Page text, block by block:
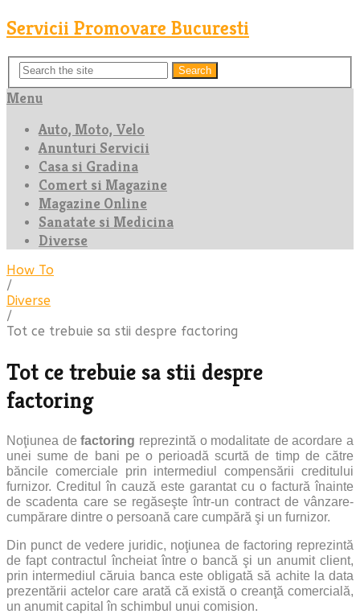
Servicii Promovare Bucuresti
Search
Menu
Auto, Moto, Velo
Anunturi Servicii
Casa si Gradina
Comert si Magazine
Magazine Online
Sanatate si Medicina
Diverse
How To
/
Diverse
/
Tot ce trebuie sa stii despre factoring
Tot ce trebuie sa stii despre
factoring
Noţiunea defactoring reprezintă o modalitate de acordare a
unei sume de bani pe o perioadă scurtă de timp de către
băncile comerciale prin intermediul compensării creditului
furnizor. Creditul în cauză este garantat cu o factură înainte
de scadenta care se regăseşte într-un contract de vânzare-
cumpărare dintre o persoană care cumpără şi un furnizor.
Din punct de vedere juridic, noţiunea de factoring reprezintă
de fapt contractul încheiat între o bancă şi un anumit client,
prin intermediul căruia banca este obligată să achite la data
prezentării actelor care arată că există o creanţă comercială,
un anumit capital în schimbul unui comision.